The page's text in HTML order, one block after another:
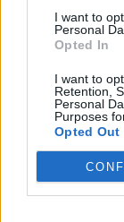
I want to
Personal
Opted In
I want to
Retention,
Personal
Purposes
Opted Out
sutarimą,
būti įrengta